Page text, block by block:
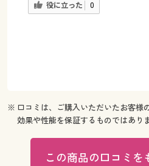
役に立った 0
※ 口コミは、ご購入いただいたお客様
効果や性能を保証するものではあり
この商品の口コミを